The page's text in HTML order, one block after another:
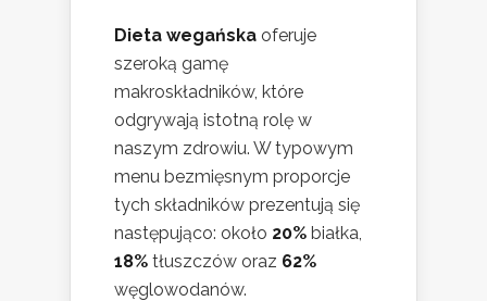
Dieta wegańska oferuje
szeroką gamę
makroskładników, które
odgrywają istotną rolę w
naszym zdrowiu. W typowym
menu bezmięsnym proporcje
tych składników prezentują się
następująco: około 20% białka,
18% tłuszczów oraz 62%
węglowodanów.